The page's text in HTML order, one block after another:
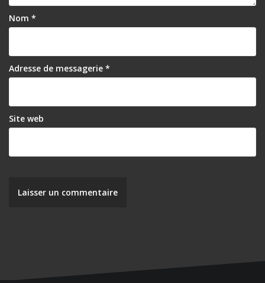
l
’
a
r
i
c
l
Nom *
Adresse de messagerie *
Site web